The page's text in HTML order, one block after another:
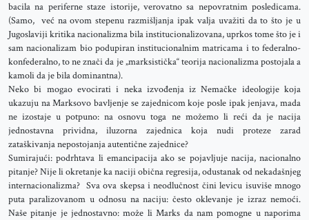
bacila na periferne staze istorije, verovatno sa nepovratnim posledicama.
(Samo, već na ovom stepenu razmišljanja ipak valja uvažiti da to što je u
Jugoslaviji kritika nacionalizma bila institucionalizovana, uprkos tome što je i
sam nacionalizam bio podupiran institucionalnim matricama i to federalno-
konfederalno, to ne znači da je „marksistička“ teorija nacionalizma postojala a
kamoli da je bila dominantna).
Neko bi mogao evocirati i neka izvođenja iz Nemačke ideologije koja
ukazuju na Marksovo bavljenje se zajednicom koje posle ipak jenjava, mada
ne izostaje u potpuno: na osnovu toga ne možemo li reći da je nacija
jednostavna prividna, iluzorna zajednica koja nudi proteze zarad
zataškivanja nepostojanja autentične zajednice?
Sumirajući: podrhtava li emancipacija ako se pojavljuje nacija, nacionalno
pitanje? Nije li okretanje ka naciji obična regresija, odustanak od nekadašnjeg
internacionalizma? Sva ova skepsa i neodlučnost čini levicu isuviše mnogo
puta paralizovanom u odnosu na naciju: često oklevanje je izraz nemoći.
Naše pitanje je jednostavno: može li Marks da nam pomogne u naporima